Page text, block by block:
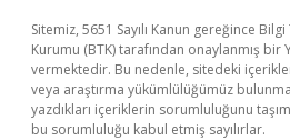
Sitemiz, 5651 Sayılı Kanun gereğince
Kurumu (BTK) tarafından onaylanmış bir
vermektedir. Bu nedenle, sitedeki
veya araştırma yükümlülüğümüz
yazdıkları içeriklerin sorumluluğunu
bu sorumluluğu kabul etmiş sayılırlar.